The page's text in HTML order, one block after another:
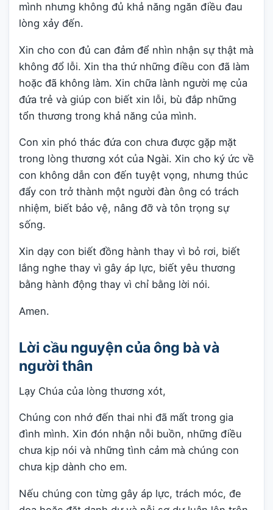
mình nhưng không đủ khả năng ngăn điều đau
lòng xảy đến.
Xin cho con đủ can đảm để nhìn nhận sự thật mà
không đổ lỗi. Xin tha thứ những điều con đã làm
hoặc đã không làm. Xin chữa lành người mẹ của
đứa trẻ và giúp con biết xin lỗi, bù đắp những
tổn thương trong khả năng của mình.
Con xin phó thác đứa con chưa được gặp mặt
trong lòng thương xót của Ngài. Xin cho ký ức về
con không dẫn con đến tuyệt vọng, nhưng thúc
đẩy con trở thành một người đàn ông có trách
nhiệm, biết bảo vệ, nâng đỡ và tôn trọng sự
sống.
Xin dạy con biết đồng hành thay vì bỏ rơi, biết
lắng nghe thay vì gây áp lực, biết yêu thương
bằng hành động thay vì chỉ bằng lời nói.
Amen.
Lời cầu nguyện của ông bà và
người thân
Lạy Chúa của lòng thương xót,
Chúng con nhớ đến thai nhi đã mất trong gia
đình mình. Xin đón nhận nỗi buồn, những điều
chưa kịp nói và những tình cảm mà chúng con
chưa kịp dành cho em.
Nếu chúng con từng gây áp lực, trách móc, đe